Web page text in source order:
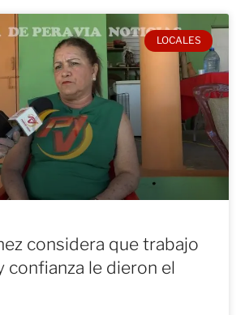
LOCALES
considera que trabajo
confianza le dieron el